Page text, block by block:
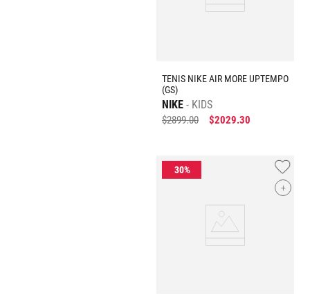
TENIS NIKE AIR MORE UPTEMPO
(GS)
NIKE KIDS
$2899.00 $2029.30
+